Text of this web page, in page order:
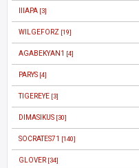
IIIAPA [3]
WILGEFORZ [19]
AGABEKYAN1 [4]
PARYS [4]
TIGEREYE [3]
DIMASIKUS [30]
SOCRATES71 [140]
GLOVER [34]